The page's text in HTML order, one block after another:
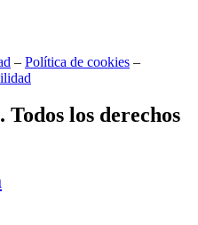
– Política de cookies –
los derechos